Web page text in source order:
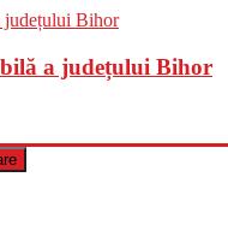
a județului Bihor